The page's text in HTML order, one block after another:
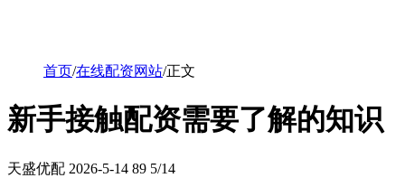
首页/在线配资网站/正文
新手接触配资需要了解的知识
天盛优配 2026-5-14 89 5/14